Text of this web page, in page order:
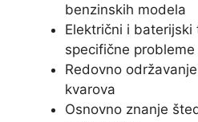
benzinskih modela
Električni i baterijski
specifične probleme
Redovno
kvarova
Osnovno znanje